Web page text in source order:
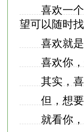
喜欢一个
望可以随时
喜欢就是
喜欢你，
其实，喜
但，想要
就看你，